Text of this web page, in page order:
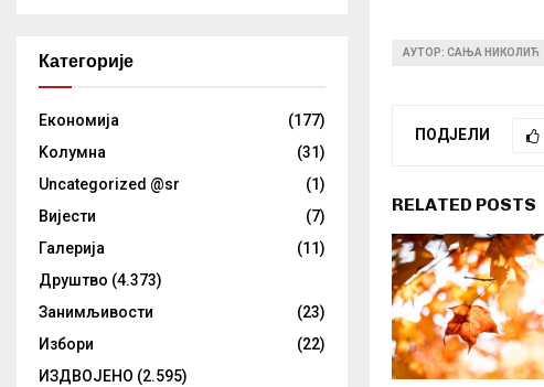
АУТОР: САЊА НИКОЛИЋ
ПОДЈЕЛИ
RELATED POSTS
Категорије
Eкономија
(177)
Kолумнa
(31)
Uncategorized @sr
(1)
Вијести
(7)
Галерија
(11)
Друштво (4.373)
Занимљивости
(23)
Избори
(22)
ИЗДВОЈЕНО (2.595)